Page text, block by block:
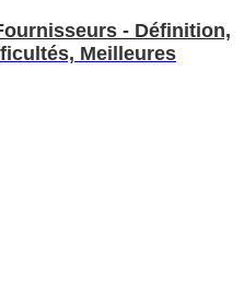
- Définition,
Meilleures